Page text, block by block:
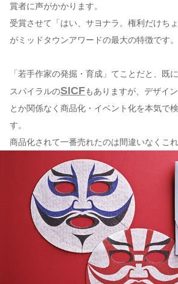
賞者に声がかかります。
受賞させて「はい、サヨナラ。権利だけち
がミッドタウンアワードの最大の特徴です。
「若手作家の発掘・育成」てことだと、既
スパイラルのSICFもありますが、デザイ
とか関係なく商品化・イベント化を本気で
す。
商品化されて一番売れたのは間違いなくこれ